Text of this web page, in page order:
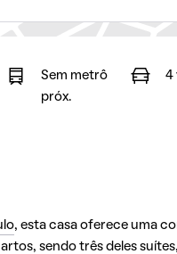
Sem metrô
próx.
4
, esta casa oferece uma
sendo três deles